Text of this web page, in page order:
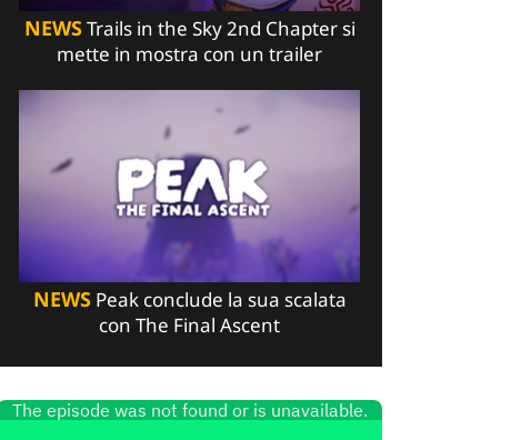
NEWSTrails in the Sky 2nd Chapter si
mette in mostra con un trailer
NEWSPeak conclude la sua scalata
con The Final Ascent